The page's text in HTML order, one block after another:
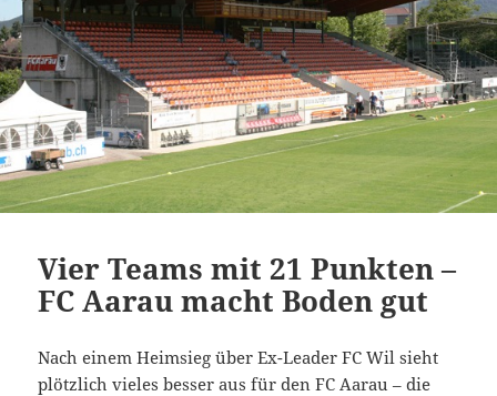
Vier Teams mit 21 Punkten –
FC Aarau macht Boden gut
Nach einem Heimsieg über Ex-Leader FC Wil sieht
plötzlich vieles besser aus für den FC Aarau – die